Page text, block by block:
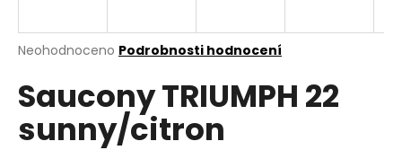
Průměrné
produktu
je
z
Neohodnoceno Podrobnosti hodnocení
Saucony TRIUMPH 22
sunny/citron
j
t
?